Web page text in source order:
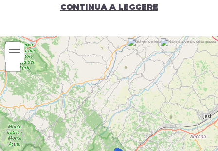
Periodo consigliato:CONTINUA A LEGGERE